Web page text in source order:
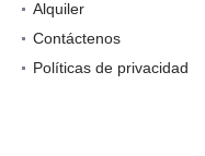
Alquiler
Contáctenos
Políticas de privacidad